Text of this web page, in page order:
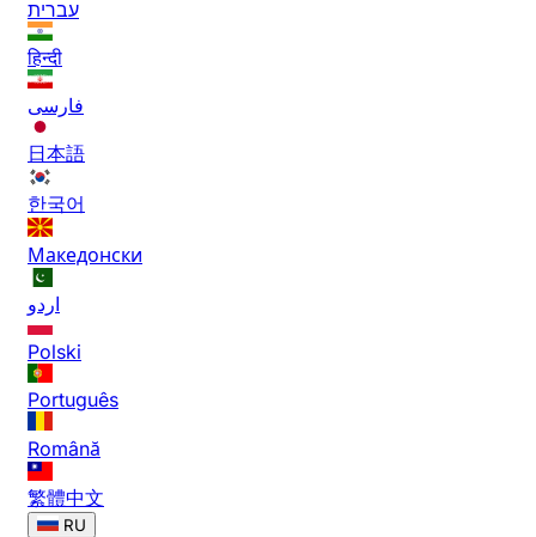
עברית
हिन्दी
فارسی
日本語
한국어
Македонски
اردو
Polski
Português
Română
繁體中文
RU